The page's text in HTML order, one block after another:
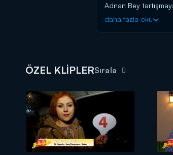
Adnan Bey
patatesler kömür
daha fazla oku
ÖZEL KLİPLERSırala